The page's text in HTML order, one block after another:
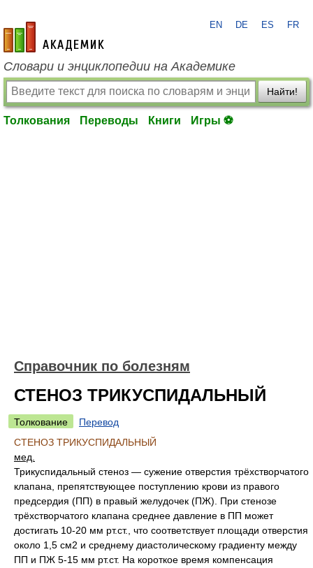
academic.ru
EN DE ES FR
Словари и энциклопедии на Академике
Найти!
Толкования Переводы Книги Игры ⚽
Справочник по болезням
СТЕНОЗ ТРИКУСПИДАЛЬНЫЙ
Толкование
Перевод
СТЕНОЗ ТРИКУСПИДАЛЬНЫЙ
мед.
Трикуспидальный стеноз — сужение отверстия трёхстворчатого
клапана, препятствующее поступлению крови из правого
предсердия (ПП) в правый желудочек (ПЖ). При стенозе
трёхстворчатого клапана среднее давление в ПП может
достигать 10-20 мм рт.ст., что соответствует площади отверстия
около 1,5 см2 и среднему диастолическому градиенту между
ПП и ПЖ 5-15 мм рт.ст. На короткое время компенсация